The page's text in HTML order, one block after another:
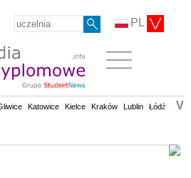
PL
Katowice Kielce Kraków Lublin Łódź V